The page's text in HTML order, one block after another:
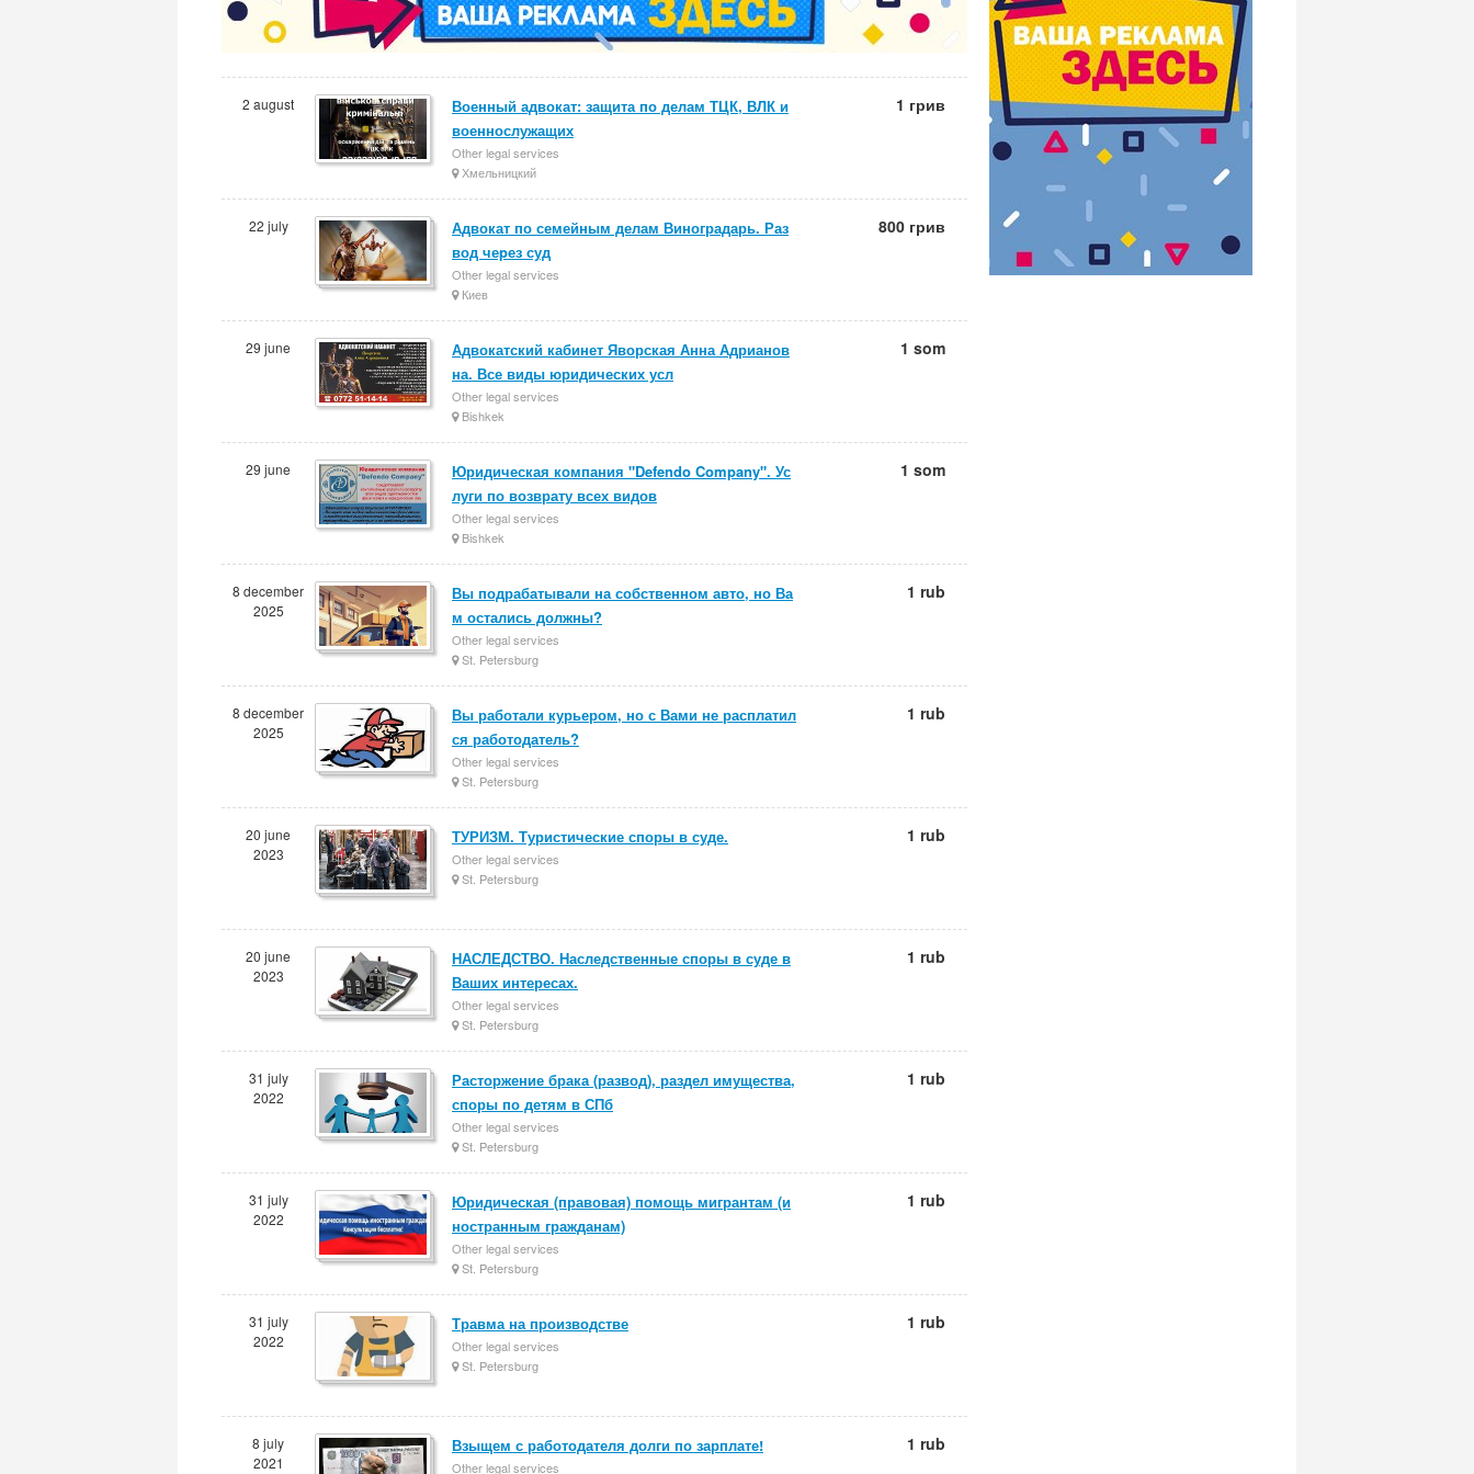
2 august
Военный адвокат: защита по делам ТЦК, ВЛК и
военнослужащих
Other legal services
Хмельницкий
1 грив
22 july
Адвокат по семейным делам Виноградарь. Раз
вод чеpез суд
Other legal services
Киев
800 грив
29 june
Адвокатский кабинет Яворская Анна Адрианов
на. Все виды юридических усл
Other legal services
Bishkek
1 som
29 june
Юридическая компания "Defendo Company". Ус
луги по возврату всех видов
Other legal services
Bishkek
1 som
8 december
2025
Вы подрабатывали на собственном авто, но Ва
м остались должны?
Other legal services
St. Petersburg
1 rub
8 december
2025
Вы работали курьером, но с Вами не расплатил
ся работодатель?
Other legal services
St. Petersburg
1 rub
20 june
2023
ТУРИЗМ. Туристические споры в суде.
Other legal services
St. Petersburg
1 rub
20 june
2023
НАСЛЕДСТВО. Наследственные споры в суде в
Ваших интересах.
Other legal services
St. Petersburg
1 rub
31 july
2022
Расторжение брака (развод), раздел имущества,
споры по детям в СПб
Other legal services
St. Petersburg
1 rub
31 july
2022
Юридическая (правовая) помощь мигрантам (и
ностранным гражданам)
Other legal services
St. Petersburg
1 rub
31 july
2022
Травма на производстве
Other legal services
St. Petersburg
1 rub
8 july
2021
Взыщем с работодателя долги по зарплате!
Other legal services
1 rub